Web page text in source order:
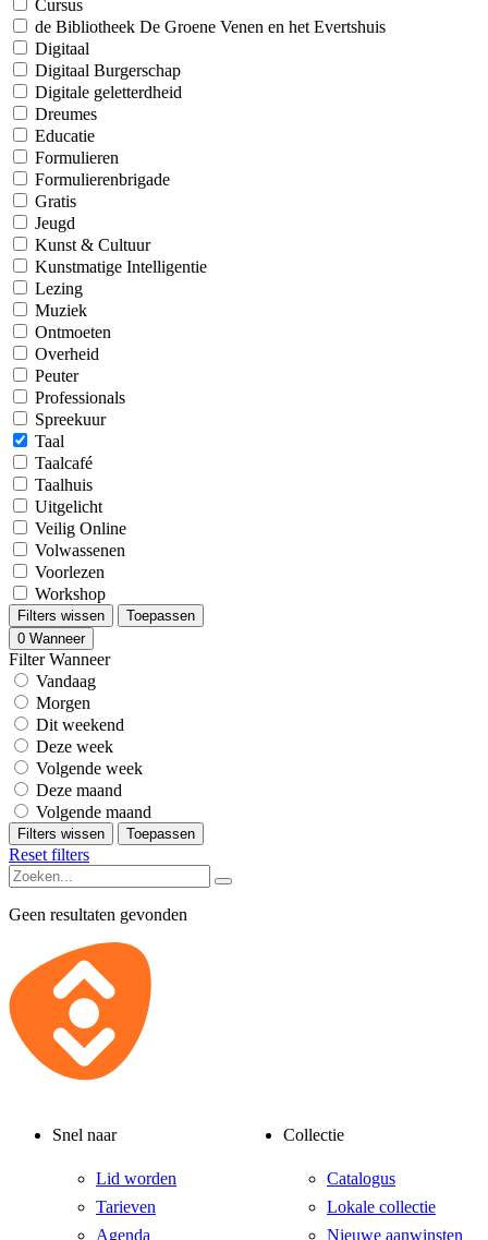
Cursus
de Bibliotheek De Groene Venen en het Evertshuis
Digitaal
Digitaal Burgerschap
Digitale geletterdheid
Dreumes
Educatie
Formulieren
Formulierenbrigade
Gratis
Jeugd
Kunst & Cultuur
Kunstmatige Intelligentie
Lezing
Muziek
Ontmoeten
Overheid
Peuter
Professionals
Spreekuur
Taal
Taalcafé
Taalhuis
Uitgelicht
Veilig Online
Volwassenen
Voorlezen
Workshop
Filters wissen
Toepassen
0 Wanneer
Filter Wanneer
Vandaag
Morgen
Dit weekend
Deze week
Volgende week
Deze maand
Volgende maand
Filters wissen Toepassen
Reset filters
Geen resultaten gevonden
Snel naar
Lid worden
Tarieven
Agenda
Collectie
Catalogus
Lokale collectie
Nieuwe aanwinsten